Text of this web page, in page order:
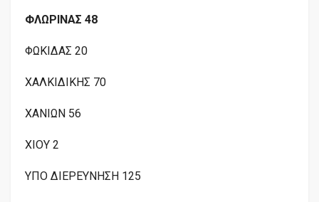
ΦΛΩΡΙΝΑΣ 48
ΦΩΚΙΔΑΣ 20
ΧΑΛΚΙΔΙΚΗΣ 70
ΧΑΝΙΩΝ 56
ΧΙΟΥ 2
ΥΠΟ ΔΙΕΡΕΥΝΗΣΗ 125